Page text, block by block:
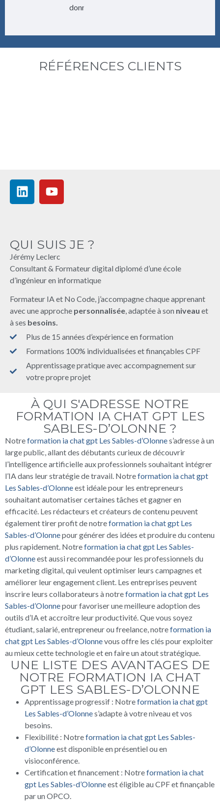
données.
RÉFÉRENCES CLIENTS
QUI SUIS JE ?
Jérémy Leclerc
Consultant & Formateur digital diplomé d’une école
d’ingénieur en informatique
Formateur IA et No Code, j’accompagne chaque apprenant
avec une approche personnalisée, adaptée à son niveau et
à ses besoins.
Plus de 15 années d’expérience en formation
Formations 100% individualisées et finançables CPF
Apprentissage pratique avec accompagnement sur
votre propre projet
À QUI S'ADRESSE NOTRE
FORMATION IA CHAT GPT LES
SABLES-D’OLONNE ?
Notreformation ia chat gpt Les Sables-d’Olonnes’adresse à un
large public, allant des débutants curieux de découvrir
l’intelligence artificielle aux professionnels souhaitant intégrer
l’IA dans leur stratégie de travail. Notreformation ia chat gpt
Les Sables-d’Olonneest idéale pour les entrepreneurs
souhaitant automatiser certaines tâches et gagner en
efficacité. Les rédacteurs et créateurs de contenu peuvent
également tirer profit de notreformation ia chat gpt Les
Sables-d’Olonnepour générer des idées et produire du contenu
plus rapidement. Notreformation ia chat gpt Les Sables-
d’Olonneest aussi recommandée pour les professionnels du
marketing digital, qui veulent optimiser leurs campagnes et
améliorer leur engagement client. Les entreprises peuvent
inscrire leurs collaborateurs à notreformation ia chat gpt Les
Sables-d’Olonnepour favoriser une meilleure adoption des
outils d’IA et accroître leur productivité. Que vous soyez
étudiant, salarié, entrepreneur ou freelance, notreformation ia
chat gpt Les Sables-d’Olonnevous offre les clés pour exploiter
au mieux cette technologie et en faire un atout stratégique.
UNE LISTE DES AVANTAGES DE
NOTRE FORMATION IA CHAT
GPT LES SABLES-D’OLONNE
Apprentissage progressif : Notreformation ia chat gpt
Les Sables-d’Olonnes’adapte à votre niveau et vos
besoins.
Flexibilité : Notreformation ia chat gpt Les Sables-
d’Olonneest disponible en présentiel ou en
visioconférence.
Certification et financement : Notreformation ia chat
gpt Les Sables-d’Olonneest éligible au CPF et finançable
par un OPCO.